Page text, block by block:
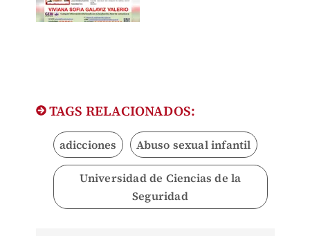
TAGS RELACIONADOS:
adicciones Abuso sexual infantil
Universidad de Ciencias de la
Seguridad